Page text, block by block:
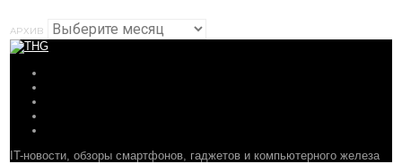
АРХИВ
IT-новости, обзоры смартфонов, гаджетов и компьютерного железа